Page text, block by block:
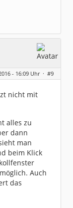
- 16:09 Uhr · #9
nicht mit
alles zu
dann
man
beim Klick
Auch
das